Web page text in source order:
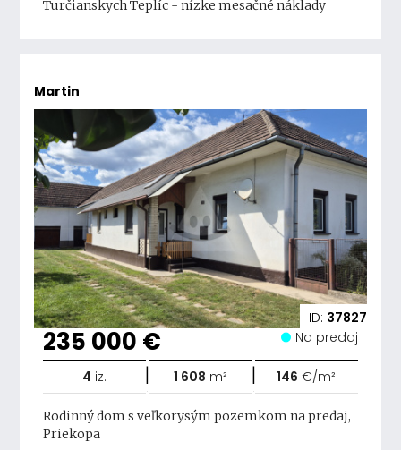
Turčianskych Teplíc - nízke mesačné náklady
Martin
ID: 37827
235 000 € Na predaj
4 iz. | 1 608 m² | 146 €/m²
Rodinný dom s veľkorysým pozemkom na predaj,
Priekopa